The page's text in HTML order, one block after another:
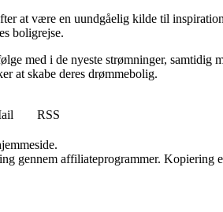
at være en uundgåelig kilde til
boligrejse.
med i de nyeste strømninger, samtidig
at skabe deres drømmebolig.
RSS
gennem affiliateprogrammer.